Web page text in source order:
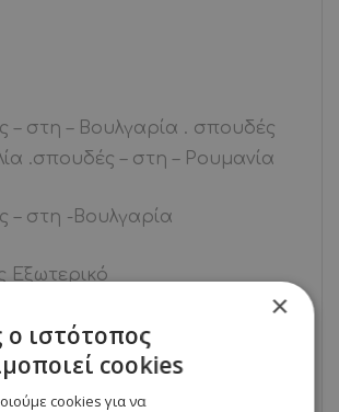
– στη – Βουλγαρία . σπουδές
.σπουδές – στη – Ρουμανία
– στη -Βουλγαρία
Εξωτερικό
στο εξωτερικό
στο Εξωτερικό
×
ο ιστότοπος
cookies
cookies για να